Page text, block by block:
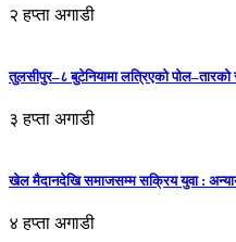
२ हप्ता अगाडी
तुलसीपुर–८ बुटेनियामा लत्रिएको पोल–तारको
३ हप्ता अगाडी
खेल मैदानदेखि समाजसम्म सक्रिय युवा :
४ हप्ता अगाडी